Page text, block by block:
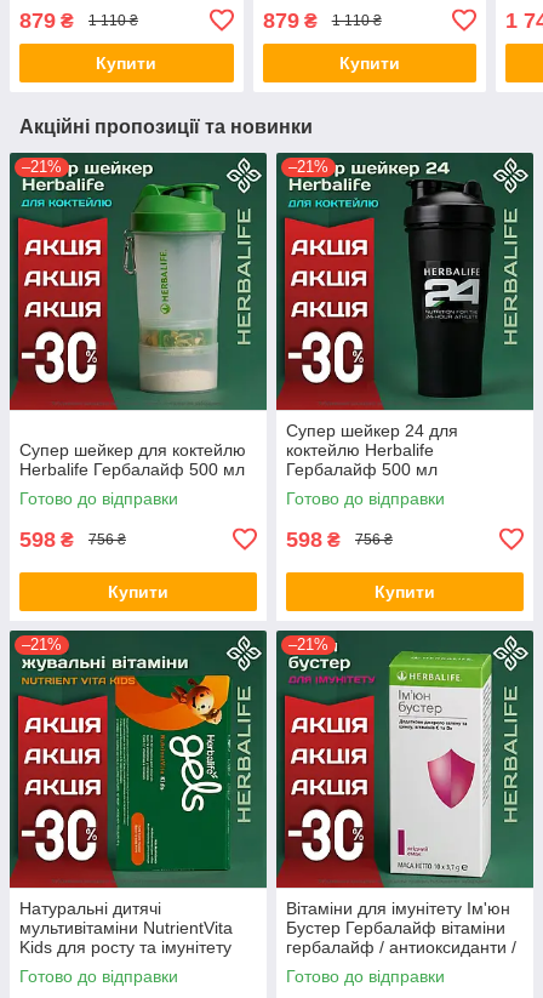
879 ₴ 1 110 ₴
Купити
Гербалайф Herbalife
879₴ 1 110 ₴
Купити
1
Акційні пропозиції та новинки
–21%
Супер шейкер для коктейлю
Herbalife Гербалайф 500 мл
Готово до відправки
598 ₴ 756 ₴
Купити
–21%
Супер шейкер 24 для
коктейлю Herbalife
Гербалайф 500 мл
Готово до відправки
598 ₴ 756 ₴
Купити
–21%
Натуральні дитячі
мультивітаміни NutrientVita
Kids для росту та імунітету
Гербалайф Herbalife( 30
жувальних пастилок)
Готово до відправки
–21%
Вітаміни для імунітету Ім'юн
Бустер Гербалайф вітаміни
гербалайф / антиоксиданти /
бузина для імунітету
Оригінал Herbalife Акція
Готово до відправки